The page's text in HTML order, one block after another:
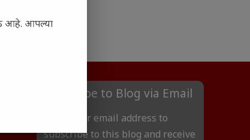
Subscribe to Blog via Email
Enter your email address to
subscribe to this blog and receive
आहे. आपल्या